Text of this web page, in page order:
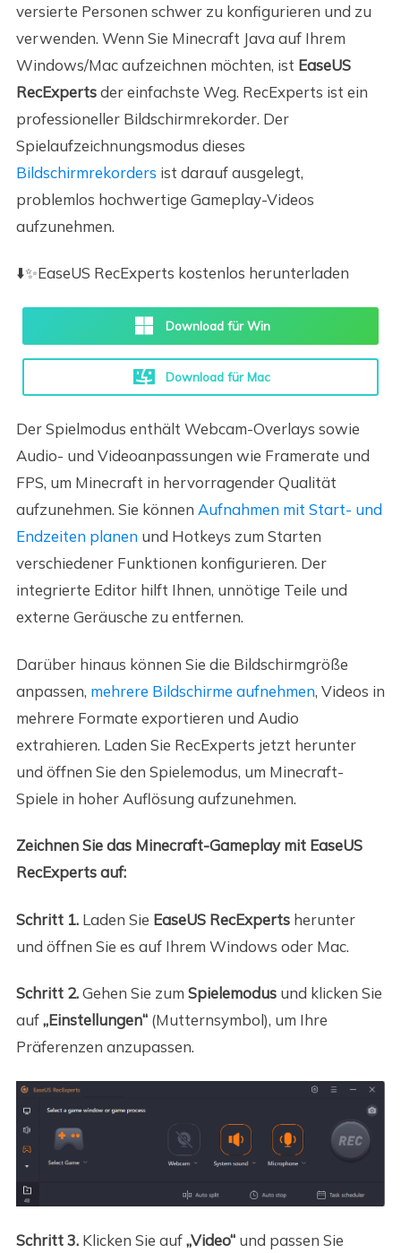
versierte Personen schwer zu konfigurieren und zu
verwenden. Wenn Sie Minecraft Java auf Ihrem
Windows/Mac aufzeichnen möchten, ist EaseUS
RecExpertsder einfachste Weg. RecExperts ist ein
professioneller Bildschirmrekorder. Der
Spielaufzeichnungsmodus dieses
Bildschirmrekorders ist darauf ausgelegt,
problemlos hochwertige Gameplay-Videos
aufzunehmen.
⬇️✨EaseUS RecExperts kostenlos herunterladen
Download für Win
Download für Mac
Der Spielmodus enthält Webcam-Overlays sowie
Audio- und Videoanpassungen wie Framerate und
FPS, um Minecraft in hervorragender Qualität
aufzunehmen. Sie können Aufnahmen mit Start- und
Endzeiten planenund Hotkeys zum Starten
verschiedener Funktionen konfigurieren. Der
integrierte Editor hilft Ihnen, unnötige Teile und
externe Geräusche zu entfernen.
Darüber hinaus können Sie die Bildschirmgröße
anpassen, mehrere Bildschirme aufnehmen, Videos in
mehrere Formate exportieren und Audio
extrahieren. Laden Sie RecExperts jetzt herunter
und öffnen Sie den Spielemodus, um Minecraft-
Spiele in hoher Auflösung aufzunehmen.
Zeichnen Sie das Minecraft-Gameplay mit EaseUS
RecExperts auf:
Schritt 1.Laden Sie EaseUS RecExpertsherunter
und öffnen Sie es auf Ihrem Windows oder Mac.
Schritt 2.Gehen Sie zum Spielemodusund klicken Sie
auf„Einstellungen“(Mutternsymbol), um Ihre
Präferenzen anzupassen.
Schritt 3.Klicken Sie auf„Video“und passen Sie